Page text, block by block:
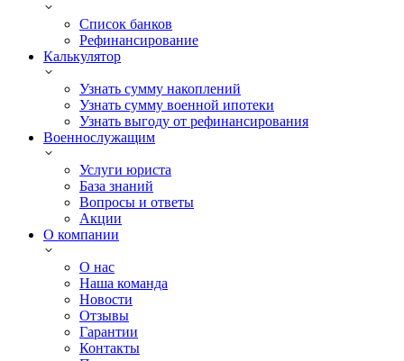
Список банков
Рефинансирование
Калькулятор
Узнать сумму накоплений
Узнать сумму военной ипотеки
Узнать выгоду от рефинансирования
Военнослужащим
Услуги юриста
База знаний
Вопросы и ответы
Акции
О компании
О нас
Наша команда
Новости
Отзывы
Гарантии
Контакты